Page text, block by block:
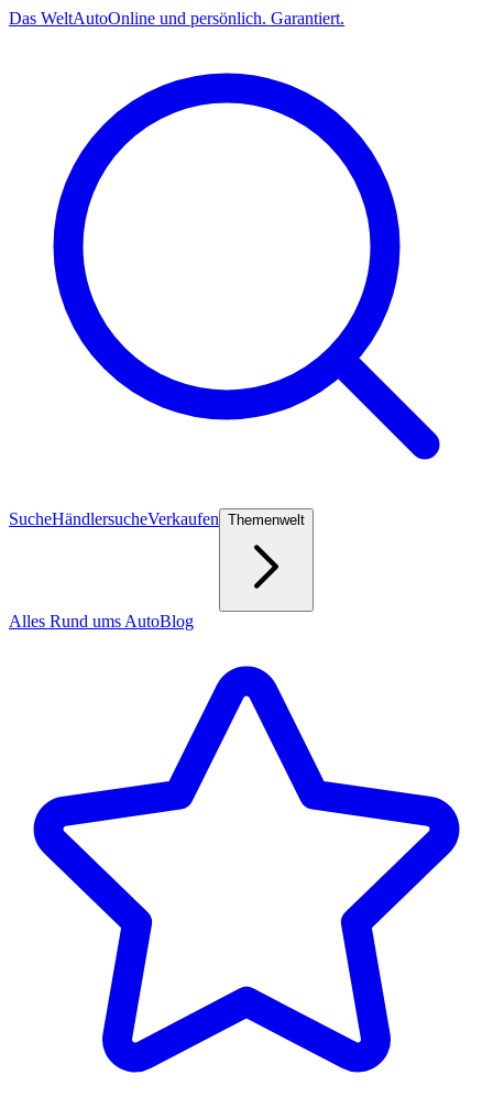
Das WeltAutoOnline und persönlich. Garantiert.
SucheHändlersucheVerkaufen Themenwelt
Alles Rund ums AutoBlog